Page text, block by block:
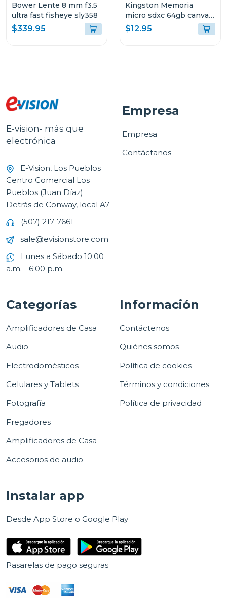
Bower Lente 8 mm f3.5
ultra fast fisheye sly358
$339.95
Kingston Memoria
micro sdxc 64gb canvas
go plus gen4 200 mb/s
sdcg4
$12.95
E-vision- más que
electrónica
E-Vision, Los Pueblos
Centro Comercial Los
Pueblos (Juan Díaz)
Detrás de Conway, local A7
(507) 217-7661
sale@evisionstore.com
Lunes a Sábado 10:00
a.m. - 6:00 p.m.
Empresa
Empresa
Contáctanos
Categorías
Amplificadores de Casa
Audio
Electrodomésticos
Celulares y Tablets
Fotografía
Fregadores
Amplificadores de Casa
Accesorios de audio
Información
Contáctenos
Quiénes somos
Política de cookies
Términos y condiciones
Política de privacidad
Instalar app
Desde App Store o Google Play
Pasarelas de pago seguras